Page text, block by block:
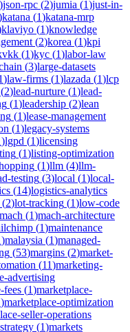
)json-rpc (2)jumia (1)just-in-
katana (1)katana-mrp
klaviyo (1)knowledge
(2)korea (1)kpi
(1)kyc (1)labor-law
(3)large-datasets
)law-firms (1)lazada (1)lcp
(2)lead-nurture (1)lead-
(1)leadership (2)lean
(1)lease-management
(1)legacy-systems
)lgpd (1)licensing
(1)listing-optimization
(1)llm (4)llm-
testing (3)local (1)local-
(14)logistics-analytics
(2)lot-tracking (1)low-code
mach (1)mach-architecture
(1)maintenance
)malaysia (1)managed-
(53)margins (2)market-
(11)marketing-
advertising
fees (1)marketplace-
)marketplace-optimization
seller-operations
(1)markets